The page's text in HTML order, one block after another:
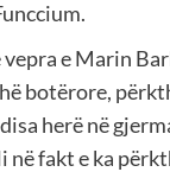
vepra e Marin
botërore,
herë në
në fakt e ka